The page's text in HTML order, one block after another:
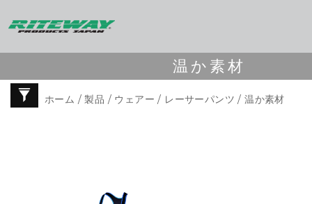
温か素材
ホーム /製品 / ウェアー / レーサーパンツ / 温か素材